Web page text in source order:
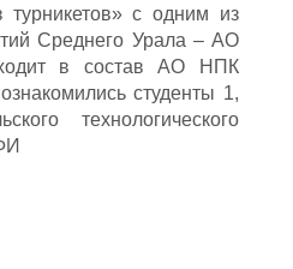
турникетов» с одним из
Среднего Урала – АО
в состав АО НПК
студенты 1,
технологического